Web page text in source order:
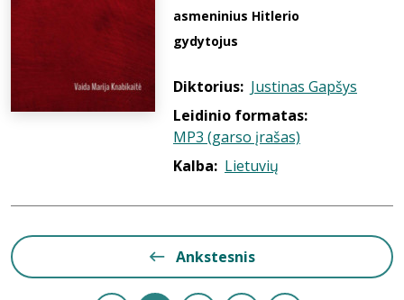
asmeninius Hitlerio
gydytojus
Diktorius: Justinas Gapšys
Leidinio formatas:
MP3 (garso įrašas)
Kalba: Lietuvių
Ankstesnis